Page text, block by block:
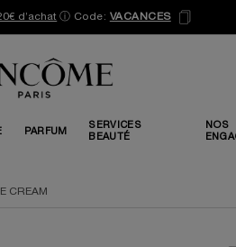
d’achat ⓘ Code: VACANCES
PARFUM
SERVICES
BEAUTÉ
NOS
CREAM